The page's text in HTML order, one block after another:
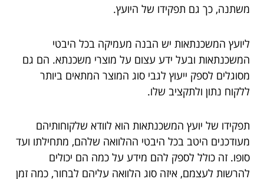
משתנה, כך גם תפקידו של היועץ.
ליועץ המשכנתאות יש הבנה מעמיקה בכל היבטי
המשכנתאות ובעל ידע עצום על מוצרי משכנתא. הם גם
מסוגלים לספק ייעוץ לגבי סוג המוצר המתאים ביותר
ללקוח נתון ולתקציב שלו.
תפקידו של יועץ המשכנתאות הוא לוודא שלקוחותיהם
מעודכנים היטב בכל היבטי ההלוואה שלהם, מתחילתו ועד
סופו. זה כולל לספק להם מידע על כמה הם יכולים
להרשות לעצמם, איזה סוג הלוואה עליהם לבחור, כמה זמן